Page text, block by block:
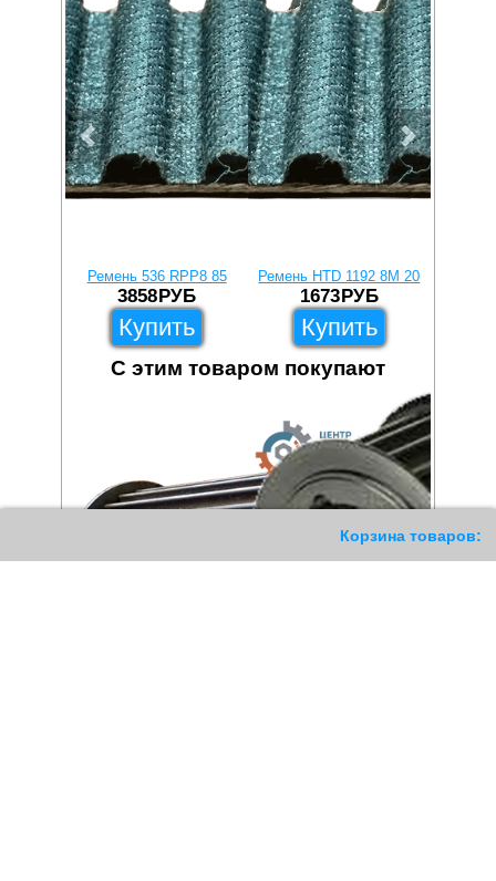
Корзина товаров:
Ремень 536 RPP8 85
3858 РУБ
Купить
Ремень HTD 1192 8M 20
1673 РУБ
Купить
С этим товаром покупают
209